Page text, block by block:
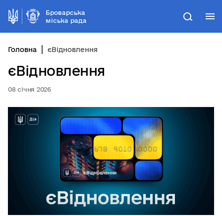
Броварська
міська рада
Пошук
Головна єВідновлення
єВідновлення
08 січня 2026